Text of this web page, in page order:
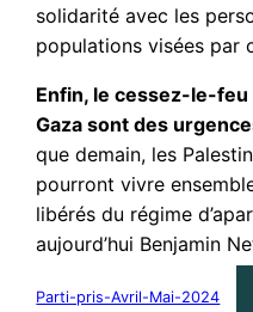
solidarité avec les
populations visées par
Enfin, le cessez-le-feu
Gaza sont des
que demain, les
pourront vivre
libérés du régime
aujourd’hui Benjamin
Parti-pris-Avril-Mai-2024